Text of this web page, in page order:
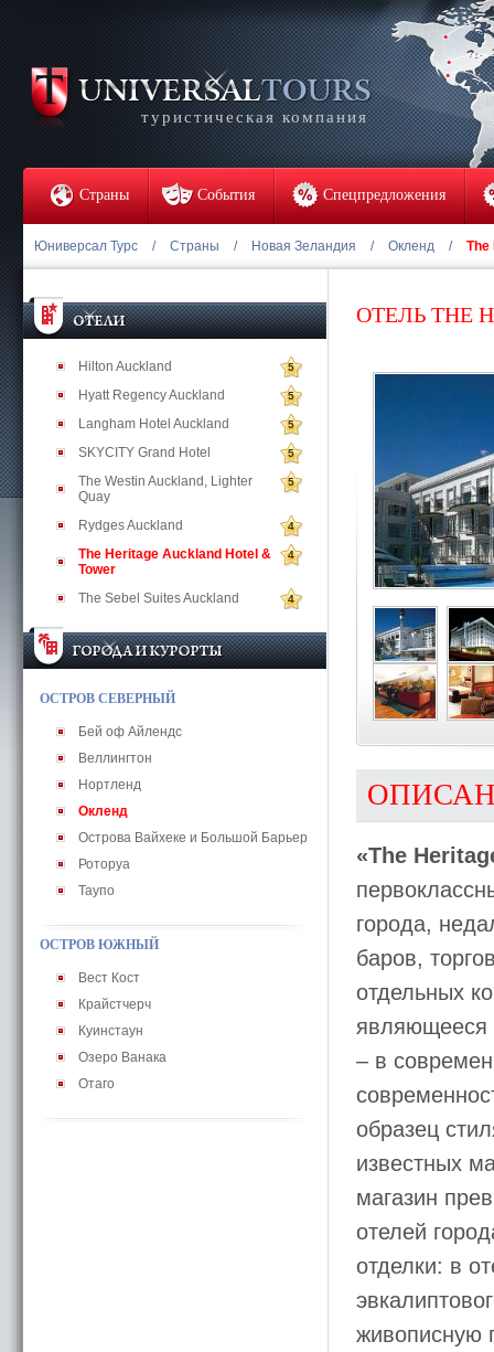
туристическая компания
Страны События Спецпредложения
Юниверсал Турс / Страны / Новая Зеландия / Окленд / The
Hilton Auckland 5
Hyatt Regency Auckland 5
Langham Hotel Auckland 5
SKYCITY Grand Hotel 5
The Westin Auckland, Lighter
Quay
5
Rydges Auckland 4
The Heritage Auckland Hotel &
Tower
4
The Sebel Suites Auckland 4
ОСТРОВ СЕВЕРНЫЙ
Бей оф Айлендс
Веллингтон
Нортленд
Окленд
Острова Вайхеке и Большой Барьер
Роторуа
Таупо
ОСТРОВ ЮЖНЫЙ
Вест Кост
Крайстчерч
Куинстаун
Озеро Ванака
Отаго
ОТЕЛЬ THE
«The
города,
баров,
отдельных
являющееся
– в
образец
известных
магазин
отелей
отделки: в
живописную